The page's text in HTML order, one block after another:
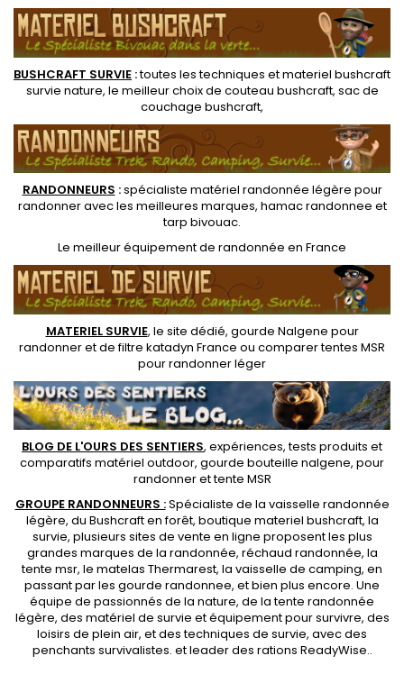
BUSHCRAFT SURVIE :toutes les techniques etmateriel bushcraft
survie nature, le meilleur choix de couteau bushcraft, sac de
couchage bushcraft,
RANDONNEURS :spécialiste matériel randonnée légère pour
randonner avec les meilleures marques, hamac randonnee et
tarp bivouac.
Le meilleur équipement de randonnée en France
MATERIEL SURVIE, le site dédié, gourde Nalgene pour
randonneret defiltre katadyn France ou comparer tentes MSR
pour randonner léger
BLOG DE L'OURS DES SENTIERS, expériences, tests produits et
comparatifs matériel outdoor, gourde bouteille nalgene, pour
randonner ettente MSR
GROUPE RANDONNEURS :Spécialiste de la vaisselle randonnée
légère, du Bushcraft en forêt, boutique materiel bushcraft, la
survie, plusieurs sites de vente en ligne proposent les plus
grandes marques de la randonnée, réchaud randonnée, la
tente msr, le matelas Thermarest, la vaisselle de camping, en
passant par les gourde randonnee, et bien plus encore. Une
équipe de passionnés de la nature, de latente randonnée
légère, des matériel de survie et équipement pour survivre, des
loisirs de plein air, et des techniques de survie, avec des
penchants survivalistes. et leader des rations ReadyWise..